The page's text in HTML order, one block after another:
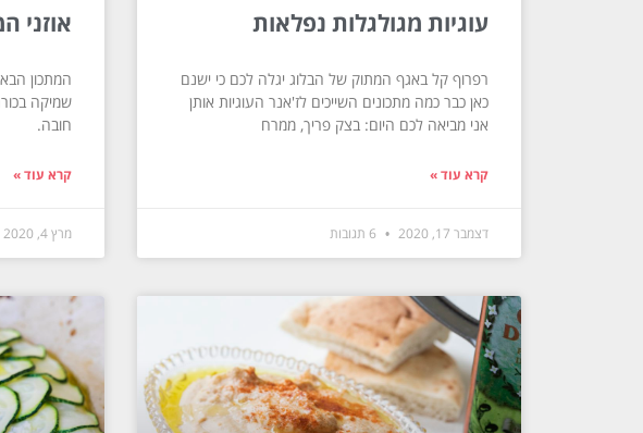
עוגיות מגולגלות נפלאות
רפרוף קל באגף המתוק של הבלוג יגלה לכם כי ישנם
כאן כבר כמה מתכונים השייכים לז'אנר העוגיות אותן
אני מביאה לכם היום: בצק פריך, ממרח
קרא עוד »
דצמבר 17, 2020
אוזני
המתכון
חובה.
קרא עוד »
מרץ 4, 2020